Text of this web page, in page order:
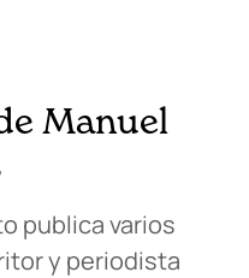
Manuel
publica varios
y periodista